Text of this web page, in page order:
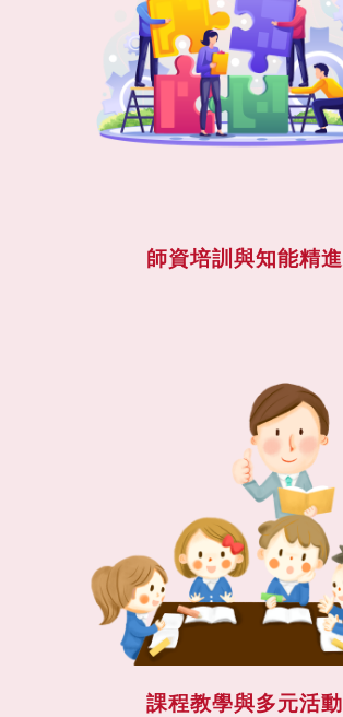
師資培訓與知能精進
課程教學與多元活動